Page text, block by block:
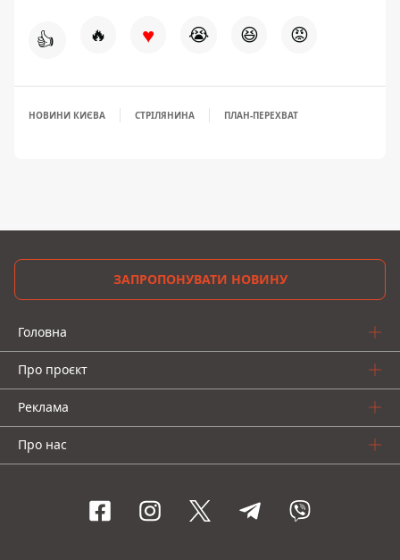
👍 🔥 ♥ 😭 😆 😡
НОВИНИ КИЄВА СТРІЛЯНИНА ПЛАН-ПЕРЕХВАТ
ЗАПРОПОНУВАТИ НОВИНУ
Головна
Про проєкт
Реклама
Про нас